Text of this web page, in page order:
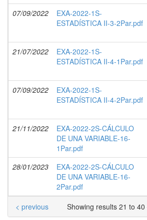
07/09/2022
EXA-2022-1S-
ESTADÍSTICA II-3-2Par.pdf
21/07/2022
EXA-2022-1S-
ESTADÍSTICA II-4-1Par.pdf
07/09/2022
EXA-2022-1S-
ESTADÍSTICA II-4-2Par.pdf
21/11/2022
EXA-2022-2S-CÁLCULO
DE UNA VARIABLE-16-
1Par.pdf
28/01/2023
EXA-2022-2S-CÁLCULO
DE UNA VARIABLE-16-
2Par.pdf
Showing results 21 to 40
< previous